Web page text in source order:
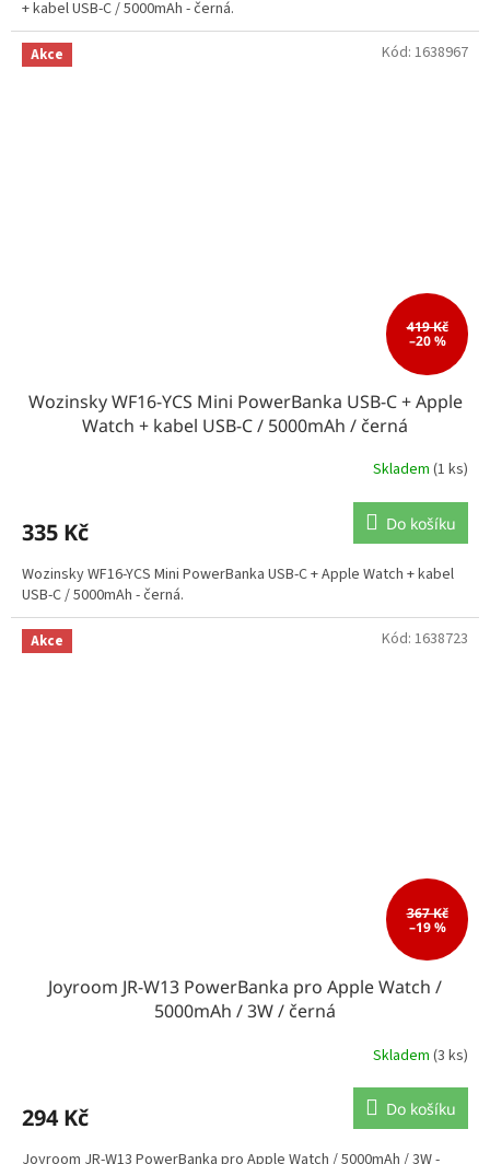
+ kabel USB-C / 5000mAh - černá.
Akce
419 Kč
–20 %
Wozinsky WF16-YCS Mini PowerBanka USB-C + Apple
Watch + kabel USB-C / 5000mAh / černá
Skladem (1 ks)
335 Kč Do košíku
Wozinsky WF16-YCS Mini PowerBanka USB-C + Apple Watch + kabel
USB-C / 5000mAh - černá.
Kód: 1638967
Akce
367 Kč
–19 %
Joyroom JR-W13 PowerBanka pro Apple Watch /
5000mAh / 3W / černá
Skladem (3 ks)
294 Kč Do košíku
Kód: 1638723